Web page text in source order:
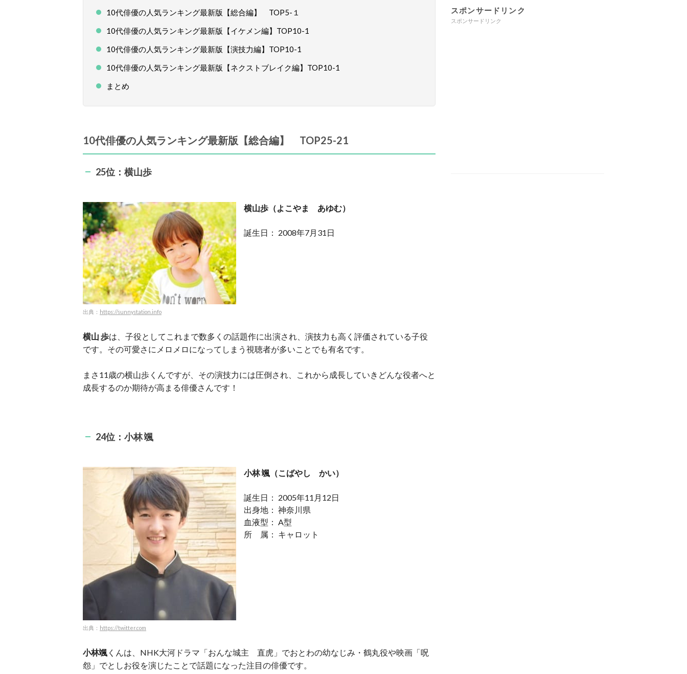
10代俳優の人気ランキング最新版【総合編】 TOP5-１
10代俳優の人気ランキング最新版【イケメン編】TOP10-1
10代俳優の人気ランキング最新版【演技力編】TOP10-1
10代俳優の人気ランキング最新版【ネクストブレイク編】TOP10-1
まとめ
10代俳優の人気ランキング最新版【総合編】 TOP25-21
25位：横山歩
出典： https://sunnystation.info
横山歩（よこやま あゆむ）
誕生日： 2008年7月31日
横山 歩は、子役としてこれまで数多くの話題作に出演され、演技力も高く評価されている子役
です。その可愛さにメロメロになってしまう視聴者が多いことでも有名です。
まさ11歳の横山歩くんですが、その演技力には圧倒され、これから成長していきどんな役者へと
成長するのか期待が高まる俳優さんです！
24位：小林 颯
出典： https://twitter.com
小林 颯（こばやし かい）
誕生日： 2005年11月12日
出身地： 神奈川県
血液型： A型
所 属： キャロット
小林颯 くんは、NHK大河ドラマ「おんな城主 直虎」でおとわの幼なじみ・鶴丸役や映画「呪
怨」でとしお役を演じたことで話題になった注目の俳優です。
スポンサードリンク
スポンサードリンク